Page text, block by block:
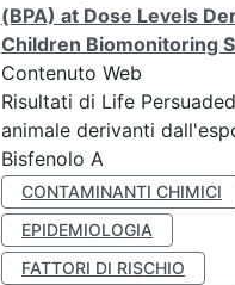
(BPA) at Dose Levels
Children Biomonitoring
Contenuto Web
Risultati di Life
animale derivanti
Bisfenolo A
CONTAMINANTI CHIMICI
EPIDEMIOLOGIA
FATTORI DI RISCHIO